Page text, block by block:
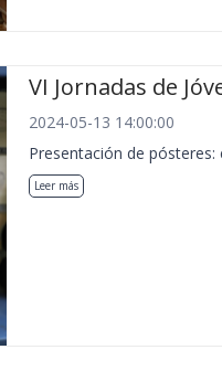
VI Jornadas de
2024-05-13 14:00:00
Presentación de pósteres:
Leer más